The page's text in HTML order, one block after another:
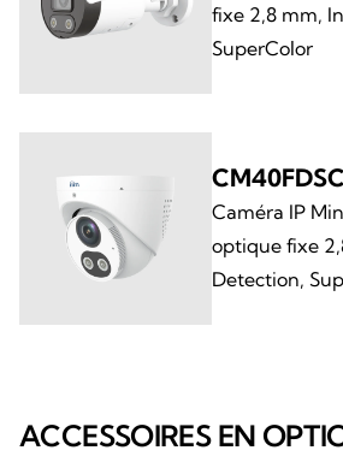
fixe 2,8 mm,
SuperColor
CM40FDSC
Caméra IP
optique fixe
Detection,
ACCESSOIRES EN